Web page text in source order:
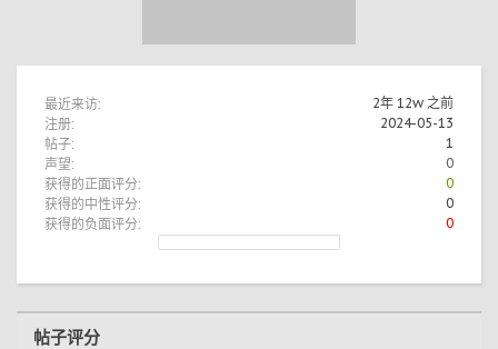
最近来访: 2年 12w 之前
注册: 2024-05-13
帖子: 1
声望: 0
获得的正面评分: 0
获得的中性评分: 0
获得的负面评分: 0
帖子评分